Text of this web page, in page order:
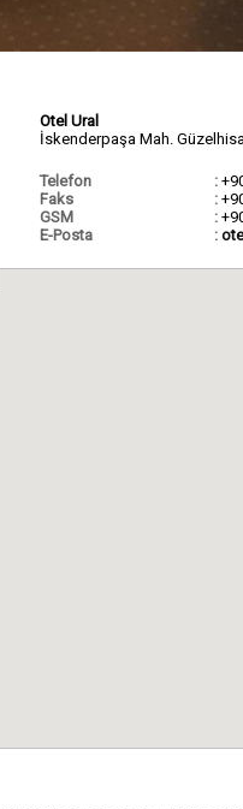
Otel Ural
İskenderpaşa Mah.
Telefon :
Faks
:
GSM
:
E-Posta
: